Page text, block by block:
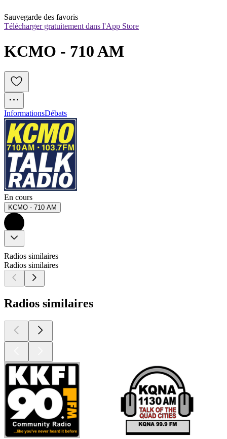
Sauvegarde des favoris
Télécharger gratuitement dans l'App Store
KCMO - 710 AM
InformationsDébats
En cours
KCMO - 710 AM
Radios similaires
Radios similaires
Radios similaires